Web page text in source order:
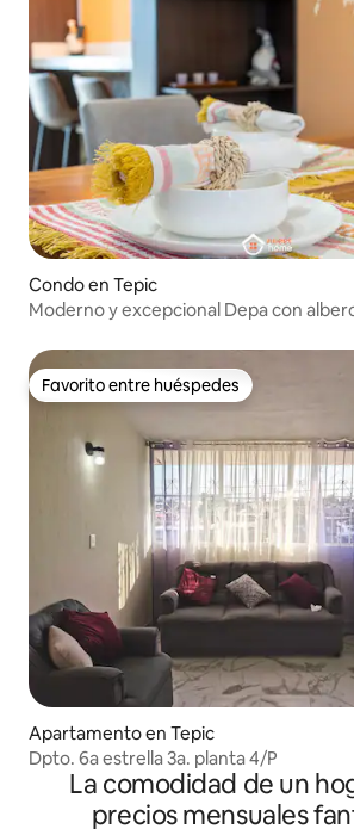
Condo en Tepic
Moderno y excepcional Depa con
Favorito entre huéspedes
Favorito entre huéspedes
Apartamento en Tepic
Dpto. 6a estrella 3a. planta 4/P
La comodidad de un
precios mensuales